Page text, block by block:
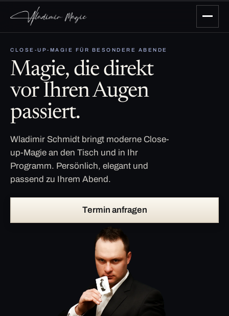
CLOSE-UP-MAGIE FÜR BESONDERE ABENDE
Magie, die direkt
vor Ihren Augen
passiert.
Wladimir Schmidt bringt moderne Close-
up-Magie an den Tisch und in Ihr
Programm. Persönlich, elegant und
passend zu Ihrem Abend.
Termin anfragen